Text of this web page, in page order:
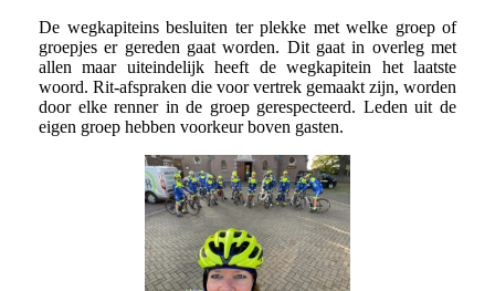
De wegkapiteins besluiten ter plekke met welke groep of
groepjes er gereden gaat worden. Dit gaat in overleg met
allen maar uiteindelijk heeft de wegkapitein het laatste
woord. Rit-afspraken die voor vertrek gemaakt zijn, worden
door elke renner in de groep gerespecteerd. Leden uit de
eigen groep hebben voorkeur boven gasten.